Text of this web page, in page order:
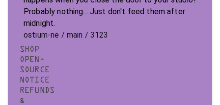
Probably nothing... Just don't feed them after
midnight.
ostium-ne / main / 3123
SHOP
OPEN-
SOURCE
NOTICE
REFUNDS
&